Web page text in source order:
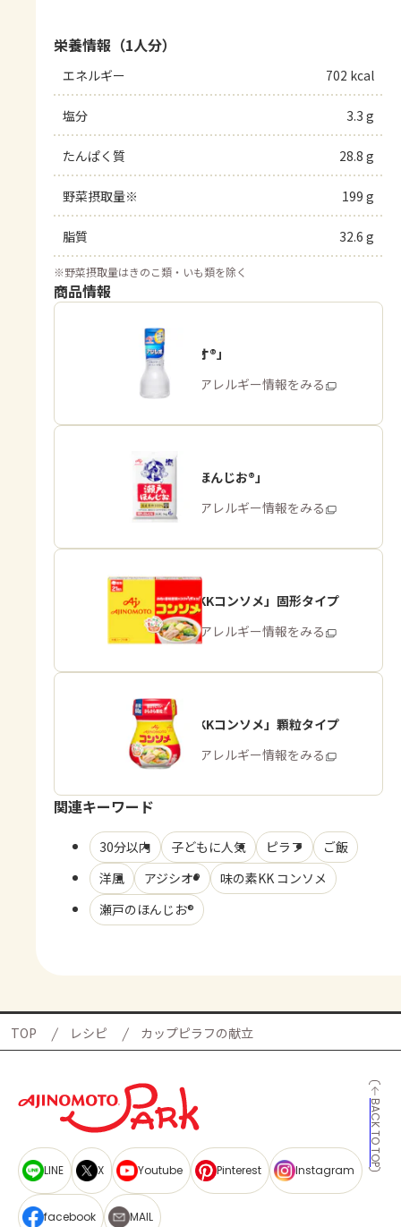
栄養情報（1人分）
エネルギー 702 kcal
塩分 3.3 g
たんぱく質 28.8 g
野菜摂取量※ 199 g
脂質 32.6 g
※野菜摂取量はきのこ類・いも類を除く
商品情報
「アジシオ®」
商品・アレルギー情報をみる
「瀬戸のほんじお®」
商品・アレルギー情報をみる
「味の素KKコンソメ」固形タイプ
商品・アレルギー情報をみる
「味の素KKコンソメ」顆粒タイプ
商品・アレルギー情報をみる
関連キーワード
30分以内 子どもに人気 ピラフ
ご飯
洋風
アジシオ®
味の素KK コンソメ
瀬戸のほんじお®
TOP レシピ カップピラフの献立
BACK TO TOP
LINE X Youtube Pinterest Instagram
facebook MAIL